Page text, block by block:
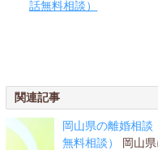
話無料相談）
関連記事
岡山県の離婚相
無料相談）
岡山